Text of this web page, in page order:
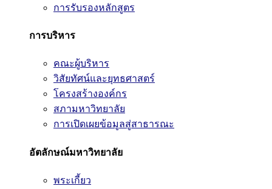
การรับรองหลักสูตร
การบริหาร
คณะผู้บริหาร
วิสัยทัศน์และยุทธศาสตร์
โครงสร้างองค์กร
สภามหาวิทยาลัย
การเปิดเผยข้อมูลสู่สาธารณะ
อัตลักษณ์มหาวิทยาลัย
พระเกี้ยว